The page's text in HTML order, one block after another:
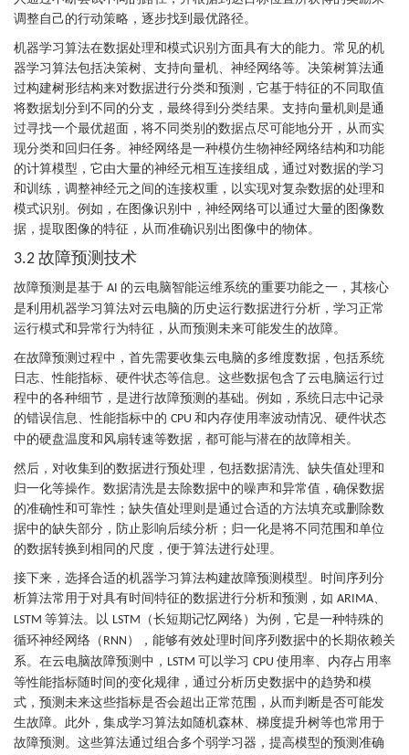
调整自己的行动策略，逐步找到最优路径。
机器学习算法在数据处理和模式识别方面具有大的能力。常见的机
器学习算法包括决策树、支持向量机、神经网络等。决策树算法通
过构建树形结构来对数据进行分类和预测，它基于特征的不同取值
将数据划分到不同的分支，最终得到分类结果。支持向量机则是通
过寻找一个最优超面，将不同类别的数据点尽可能地分开，从而实
现分类和回归任务。神经网络是一种模仿生物神经网络结构和功能
的计算模型，它由大量的神经元相互连接组成，通过对数据的学习
和训练，调整神经元之间的连接权重，以实现对复杂数据的处理和
模式识别。例如，在图像识别中，神经网络可以通过大量的图像数
据，提取图像的特征，从而准确识别出图像中的物体。
3.2 故障预测技术
故障预测是基于 AI 的云电脑智能运维系统的重要功能之一，其核心
是利用机器学习算法对云电脑的历史运行数据进行分析，学习正常
运行模式和异常行为特征，从而预测未来可能发生的故障。
在故障预测过程中，首先需要收集云电脑的多维度数据，包括系统
日志、性能指标、硬件状态等信息。这些数据包含了云电脑运行过
程中的各种细节，是进行故障预测的基础。例如，系统日志中记录
的错误信息、性能指标中的 CPU 和内存使用率波动情况、硬件状态
中的硬盘温度和风扇转速等数据，都可能与潜在的故障相关。
然后，对收集到的数据进行预处理，包括数据清洗、缺失值处理和
归一化等操作。数据清洗是去除数据中的噪声和异常值，确保数据
的准确性和可靠性；缺失值处理则是通过合适的方法填充或删除数
据中的缺失部分，防止影响后续分析；归一化是将不同范围和单位
的数据转换到相同的尺度，便于算法进行处理。
接下来，选择合适的机器学习算法构建故障预测模型。时间序列分
析算法常用于对具有时间特征的数据进行分析和预测，如 ARIMA、
LSTM 等算法。以 LSTM （长短期记忆网络）为例，它是一种特殊的
循环神经网络（ RNN ），能够有效处理时间序列数据中的长期依赖关
系。在云电脑故障预测中， LSTM 可以学习 CPU 使用率、内存占用率
等性能指标随时间的变化规律，通过分析历史数据中的趋势和模
式，预测未来这些指标是否会超出正常范围，从而判断是否可能发
生故障。此外，集成学习算法如随机森林、梯度提升树等也常用于
故障预测。这些算法通过组合多个弱学习器，提高模型的预测准确